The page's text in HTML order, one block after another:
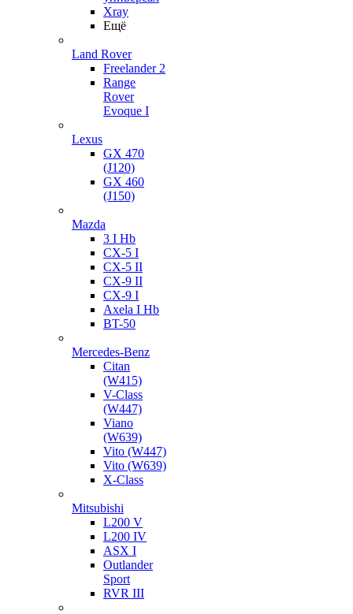
Xray
Ещё
Land Rover
Freelander 2
Range
Rover
Evoque I
Lexus
GX 470
(J120)
GX 460
(J150)
Mazda
3 I Hb
CX-5 I
CX-5 II
CX-9 II
CX-9 I
Axela I Hb
BT-50
Mercedes-Benz
Citan
(W415)
V-Class
(W447)
Viano
(W639)
Vito (W447)
Vito (W639)
X-Class
Mitsubishi
L200 V
L200 IV
ASX I
Outlander
Sport
RVR III